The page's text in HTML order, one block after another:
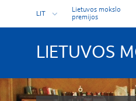
LIETUVOS
LIT
Lietuvos mokslo
premijos